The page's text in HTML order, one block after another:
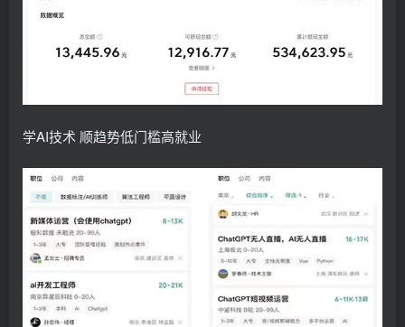
学AI技术 顺趋势低门槛高就业